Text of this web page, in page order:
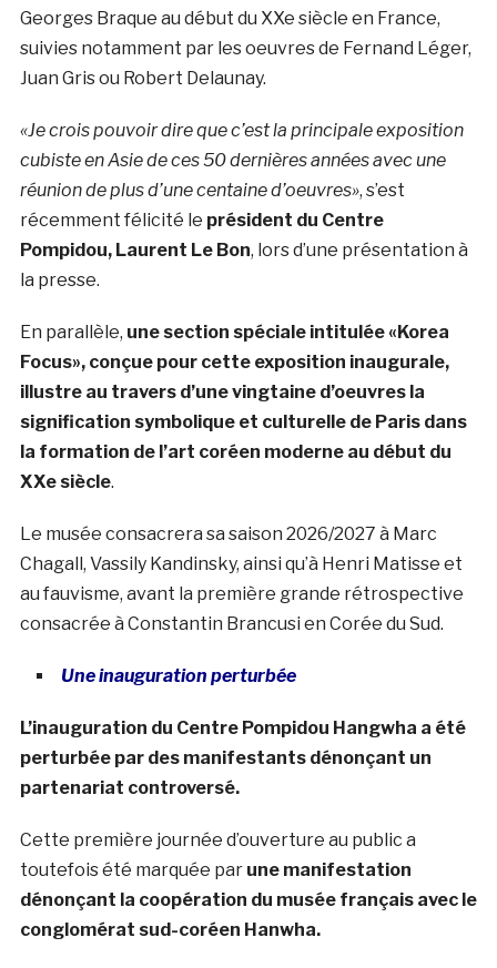
Georges Braque au début du XXe siècle en France,
suivies notamment par les oeuvres de Fernand Léger,
Juan Gris ou Robert Delaunay.
«Je crois pouvoir dire que c’est la principale exposition
cubiste en Asie de ces 50 dernières années avec une
réunion de plus d’une centaine d’oeuvres», s’est
récemment félicité le président du Centre
Pompidou, Laurent Le Bon, lors d’une présentation à
la presse.
En parallèle, une section spéciale intitulée «Korea
Focus», conçue pour cette exposition inaugurale,
illustre au travers d’une vingtaine d’oeuvres la
signification symbolique et culturelle de Paris dans
la formation de l’art coréen moderne au début du
XXe siècle.
Le musée consacrera sa saison 2026/2027 à Marc
Chagall, Vassily Kandinsky, ainsi qu’à Henri Matisse et
au fauvisme, avant la première grande rétrospective
consacrée à Constantin Brancusi en Corée du Sud.
Une inauguration perturbée
L’inauguration du Centre Pompidou Hangwha a été
perturbée par des manifestants dénonçant un
partenariat controversé.
Cette première journée d’ouverture au public a
toutefois été marquée par une manifestation
dénonçant la coopération du musée français avec le
conglomérat sud-coréen Hanwha.